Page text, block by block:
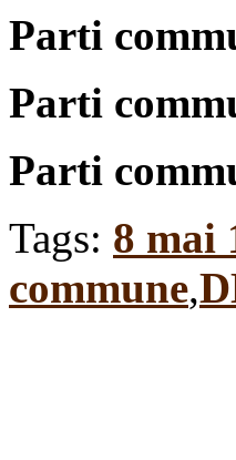
Parti
Parti
Parti
Tags: 8 mai
commune,